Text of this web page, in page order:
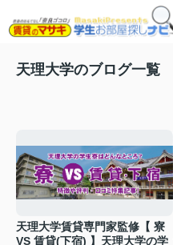
天理大学のブログ一覧
天理大学賃貸専門家監修【 寮
VS 賃貸(下宿) 】天理大学の学